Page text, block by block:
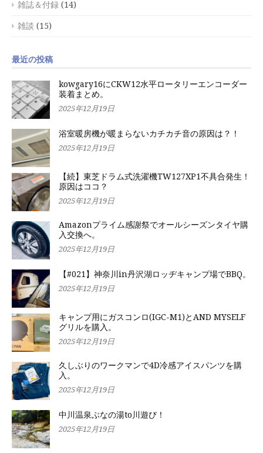
雑誌＆付録 (14)
雑談 (15)
最近の投稿
kowgary16にCKW12水平ロータリーエンコーダー
装着まとめ。
2025年12月19日
浴室暖房機が暖まらないカチカチ音の原因は？！
2025年12月19日
【続】東芝ドラム式洗濯機TW127XP1不具合発生！
原因はココ？
2025年12月19日
Amazonプライム感謝祭でオールシーズンタイヤ購
入交換へ。
2025年12月19日
【#021】神奈川in丹沢湖ロッヂキャンプ場でBBQ。
2025年12月19日
キャンプ用にガスコンロ(IGC-M1)とAND MYSELF
グリルを購入。
2025年12月19日
久しぶりのワークマンで4D冷感アイスパンツを購
入。
2025年12月19日
中川温泉ぶなの湯to川遊び！
2025年12月19日